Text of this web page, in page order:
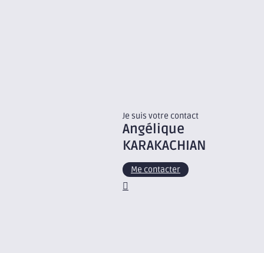
Je suis votre contact
Angélique
KARAKACHIAN
Me contacter